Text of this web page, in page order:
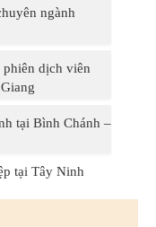
ngành
phiên dịch viên
tại Bình Chánh –
tại Tây Ninh